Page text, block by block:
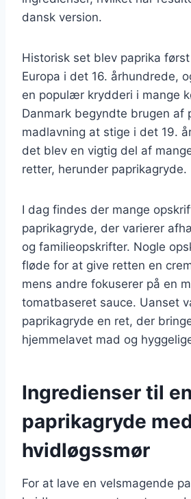
dansk version.
Historisk set blev paprika
Europa i det 16. århundrede,
en populær krydderi i mange
Danmark begyndte brugen af
madlavning at stige i det 19.
det blev en vigtig del af
retter, herunder paprikagryde.
I dag findes der mange
paprikagryde, der varierer
og familieopskrifter. Nogle
fløde for at give retten en
mens andre fokuserer på en
tomatbaseret sauce. Uanset
paprikagryde en ret, der
hjemmelavet mad og
Ingredienser til
paprikagryde med
hvidløgssmør
For at lave en velsmagende